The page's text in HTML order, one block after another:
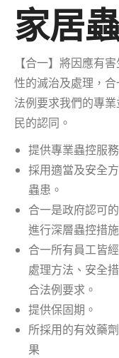
家居
【合一】將因應有
性的滅治及處理，
法例要求我們的專
民的認同。
提供專業蟲控服
採用適當及安全
蟲患。
合一是政府認可
進行深層蟲控措
合一所有員工皆
處理方法、安全
合法例要求。
提供保固期。
所採用的有效藥
果